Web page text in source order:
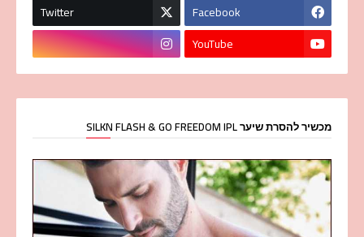
Facebook
Twitter
YouTube
מכשיר להסרת שיער SILKN FLASH & GO FREEDOM IPL